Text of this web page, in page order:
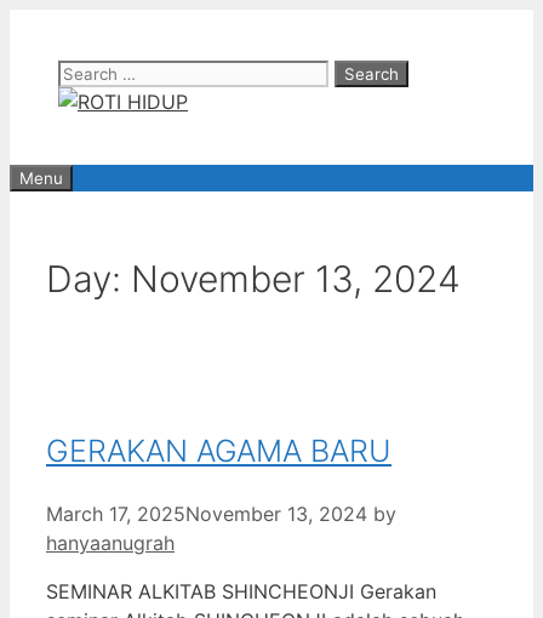
contentSearch
for:
Menu
Day: November 13, 2024
GERAKAN AGAMA BARU
March 17, 2025November 13, 2024 by
hanyaanugrah
SEMINAR ALKITAB SHINCHEONJI Gerakan